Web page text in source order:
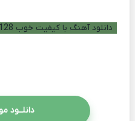
دانلود آهنگ با کیفیت خوب 128
دانلــود